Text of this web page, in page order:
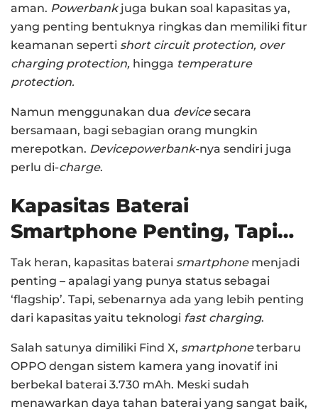
aman. Powerbankjuga bukan soal kapasitas ya,
yang penting bentuknya ringkas dan memiliki fitur
keamanan seperti short circuit protection, over
charging protection, hingga temperature
protection.
Namun menggunakan dua devicesecara
bersamaan, bagi sebagian orang mungkin
merepotkan. Devicepowerbank-nya sendiri juga
perlu di-charge.
Kapasitas Baterai
Smartphone Penting, Tapi…
Tak heran, kapasitas baterai smartphonemenjadi
penting – apalagi yang punya status sebagai
‘flagship’. Tapi, sebenarnya ada yang lebih penting
dari kapasitas yaitu teknologi fast charging.
Salah satunya dimiliki Find X, smartphoneterbaru
OPPO dengan sistem kamera yang inovatif ini
berbekal baterai 3.730 mAh. Meski sudah
menawarkan daya tahan baterai yang sangat baik,